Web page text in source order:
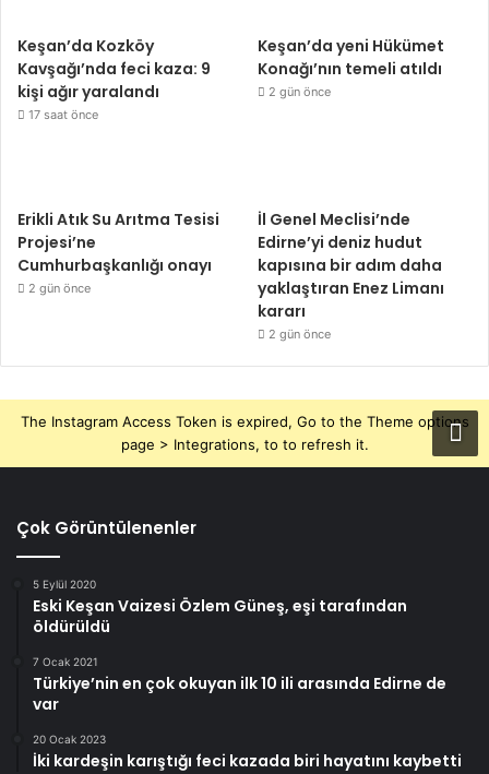
Keşan’da Kozköy
Kavşağı’nda feci kaza: 9
kişi ağır yaralandı
17 saat önce
Keşan’da yeni Hükümet
Konağı’nın temeli atıldı
2 gün önce
Erikli Atık Su Arıtma Tesisi
Projesi’ne
Cumhurbaşkanlığı onayı
2 gün önce
İl Genel Meclisi’nde
Edirne’yi deniz hudut
kapısına bir adım daha
yaklaştıran Enez Limanı
kararı
2 gün önce
The Instagram Access Token is expired, Go to the Theme options
page > Integrations, to to refresh it.
Çok Görüntülenenler
5 Eylül 2020
Eski Keşan Vaizesi Özlem Güneş, eşi tarafından
öldürüldü
7 Ocak 2021
Türkiye’nin en çok okuyan ilk 10 ili arasında Edirne de
var
20 Ocak 2023
İki kardeşin karıştığı feci kazada biri hayatını kaybetti